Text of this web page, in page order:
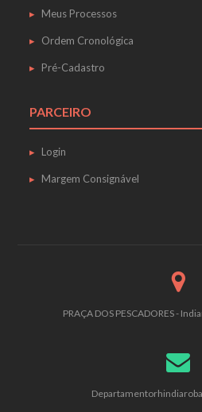
Meus Processos
Ordem Cronológica
Pré-Cadastro
PARCEIRO
Login
Margem Consignável
PRAÇA DOS PESCADORES -